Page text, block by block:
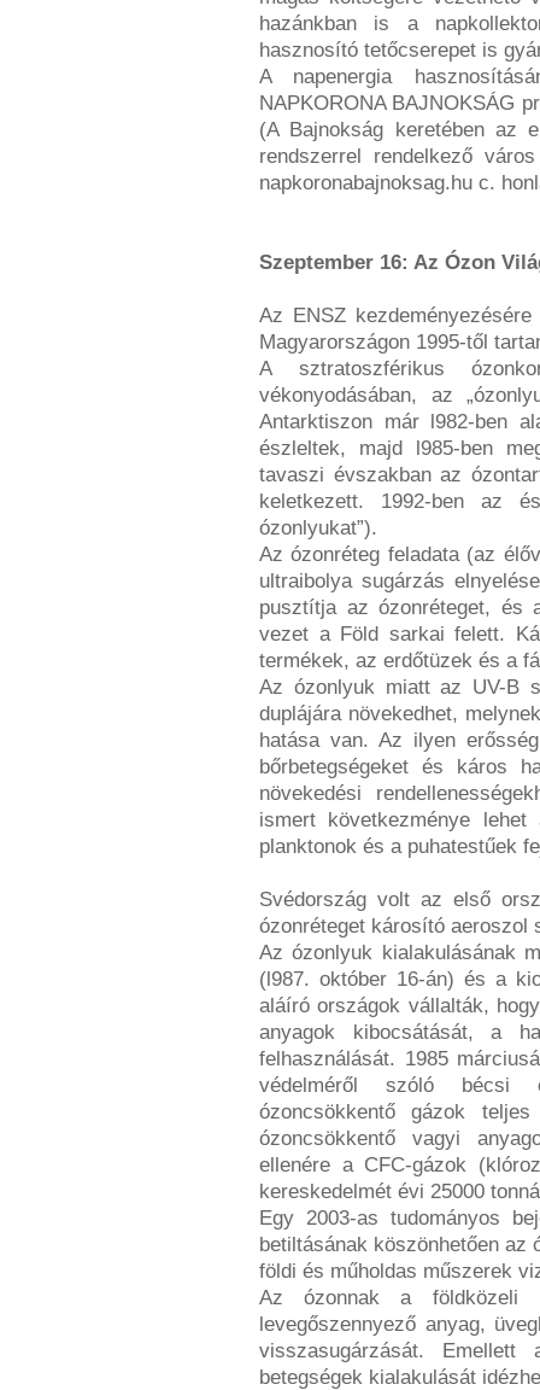
hazánkban is a
hasznosító tetőcserepet is
A napenergia
NAPKORONA BAJNOKSÁG
(A Bajnokság keretében az
rendszerrel rendelkező
napkoronabajnoksag.hu c.
Szeptember 16: Az Ózon
Az ENSZ
Magyarországon 1995-től
A sztratoszférikus
vékonyodásában, az
Antarktiszon már l982-ben
észleltek, majd l985-ben
tavaszi évszakban az
keletkezett. 1992-ben az
ózonlyukat”).
Az ózonréteg feladata (az
ultraibolya sugárzás
pusztítja az ózonréteget, és
vezet a Föld sarkai felett.
termékek, az erdőtüzek és a
Az ózonlyuk miatt az UV-B
duplájára növekedhet,
hatása van. Az ilyen
bőrbetegségeket és káros
növekedési
ismert következménye
planktonok és a puhatestűek
Svédország volt az első
ózonréteget károsító aeroszol
Az ózonlyuk kialakulásának
(l987. október 16-án) és a
aláíró országok vállalták,
anyagok kibocsátását, a
felhasználását. 1985
védelméről szóló bécsi
ózoncsökkentő gázok
ózoncsökkentő vagyi
ellenére a CFC-gázok
kereskedelmét évi 25000
Egy 2003-as tudományos
betiltásának köszönhetően az
földi és műholdas műszerek
Az ózonnak a földközeli
levegőszennyező anyag,
visszasugárzását. Emellett
betegségek kialakulását